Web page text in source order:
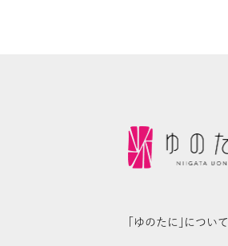
｢ゆのたに｣について